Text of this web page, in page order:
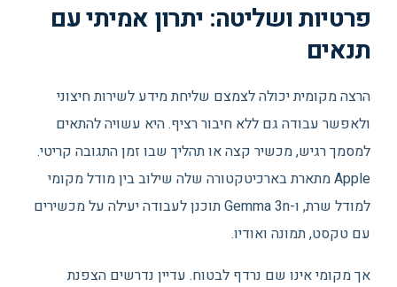
פרטיות ושליטה: יתרון אמיתי עם
תנאים
הרצה מקומית יכולה לצמצם שליחת מידע לשירות חיצוני
ולאפשר עבודה גם ללא חיבור רציף. היא עשויה להתאים
למסמך רגיש, מכשיר קצה או תהליך שבו זמן התגובה קריטי.
Apple מתארת בארכיטקטורה שלה שילוב בין מודל מקומי
למודל שרת, ו-Gemma 3n תוכנן לעבודה יעילה על מכשירים
עם טקסט, תמונה ואודיו.
אך מקומי אינו שם נרדף לבטוח. עדיין נדרשים הצפנת